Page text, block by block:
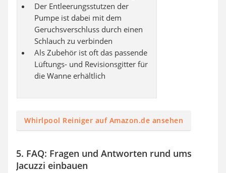
Der Entleerungsstutzen der
Pumpe ist dabei mit dem
Geruchsverschluss durch einen
Schlauch zu verbinden
Als Zubehör ist oft das passende
Lüftungs- und Revisionsgitter für
die Wanne erhältlich
Whirlpool Reiniger auf Amazon.de ansehen
5. FAQ: Fragen und Antworten rund ums
Jacuzzi einbauen